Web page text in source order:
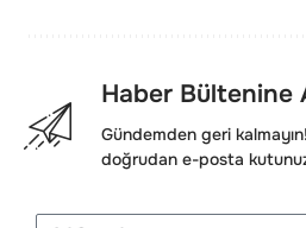
Haber Bültenine
Gündemden geri
doğrudan e-posta